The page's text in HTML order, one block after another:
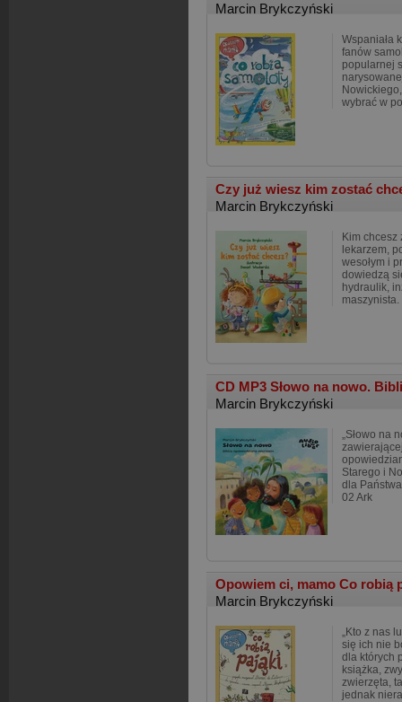
Marcin Brykczyński
Wspaniała
fanów
popularnej
wybrać w
Czy już wiesz kim zostać
Marcin Brykczyński
Kim chcesz
lekarzem,
wesołym i
dowiedzą
hydraulik,
CD MP3 Słowo na nowo.
Marcin Brykczyński
„Słowo na
Starego i
dla
02 Ark
Opowiem ci, mamo Co robią
Marcin Brykczyński
„Kto z nas
się ich nie
dla których
książka,
zwierzęta,
jednak